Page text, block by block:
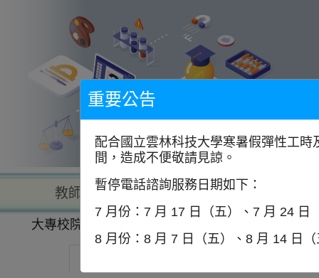
教師查詢 學校查詢
大專校院一覽表
重要公告
配合國立雲林科技大學寒暑假彈性工
間，造成不便敬請見諒。
暫停電話諮詢服務日期如下：
7 月份：7 月 17 日（五）、7 月 24 日
8 月份：8 月 7 日（五）、8 月 14 日（